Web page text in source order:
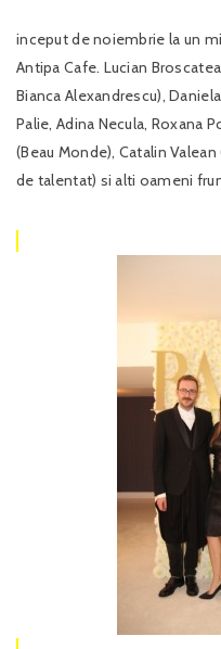
inceput de noiembrie la un
Antipa Cafe. Lucian
Bianca Alexandrescu),
Palie, Adina Necula, Roxana
(Beau Monde), Catalin
de talentat) si alti oameni